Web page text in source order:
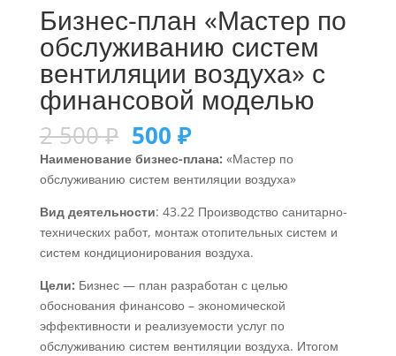
Бизнес-план «Мастер по
обслуживанию систем
вентиляции воздуха» с
финансовой моделью
2 500₽ 500 ₽
Наименование бизнес-плана: «Мастер по
обслуживанию систем вентиляции воздуха»
Вид деятельности: 43.22 Производство санитарно-
технических работ, монтаж отопительных систем и
систем кондиционирования воздуха.
Цели: Бизнес — план разработан с целью
обоснования финансово – экономической
эффективности и реализуемости услуг по
обслуживанию систем вентиляции воздуха. Итогом